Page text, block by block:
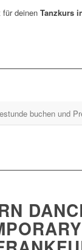
für deinenTanzkurs
buchen und